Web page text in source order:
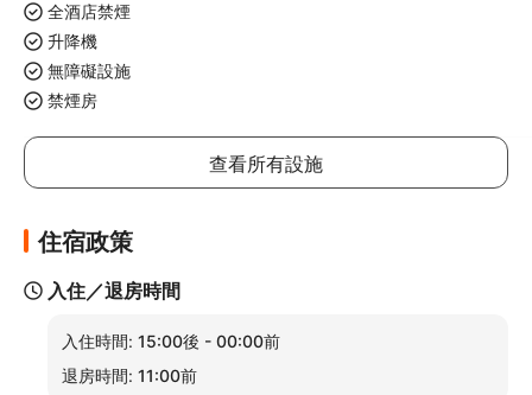
全酒店禁煙
升降機
無障礙設施
禁煙房
查看所有設施
住宿政策
入住／退房時間
入住時間: 15:00後 - 00:00前
退房時間: 11:00前